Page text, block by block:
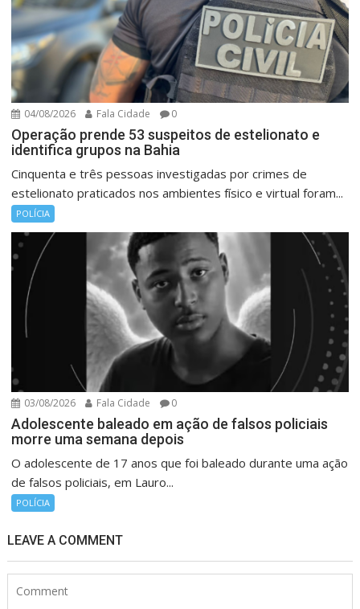
04/08/2026 Fala Cidade 0
Operação prende 53 suspeitos de estelionato e
identifica grupos na Bahia
Cinquenta e três pessoas investigadas por crimes de
estelionato praticados nos ambientes físico e virtual foram...
POLÍCIA
03/08/2026 Fala Cidade 0
Adolescente baleado em ação de falsos policiais
morre uma semana depois
O adolescente de 17 anos que foi baleado durante uma ação
de falsos policiais, em Lauro...
POLÍCIA
LEAVE A COMMENT